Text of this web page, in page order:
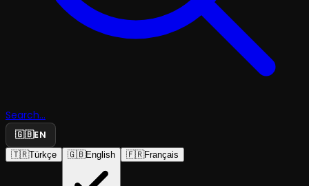
Search...
🇬🇧EN
🇹🇷Türkçe 🇬🇧English 🇫🇷Français